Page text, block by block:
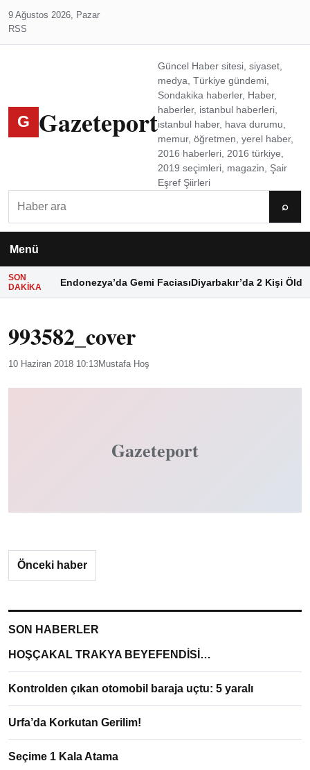
9 Ağustos 2026, Pazar
RSS
G Gazeteport
Güncel Haber sitesi, siyaset,
medya, Türkiye gündemi,
Sondakika haberler, Haber,
haberler, istanbul haberleri,
istanbul haber, hava durumu,
memur, öğretmen, yerel haber,
2016 haberleri, 2016 türkiye,
2019 seçimleri, magazin, Şair
Eşref Şiirleri
⌕
Menü
SON
DAKIKA
Endonezya’da Gemi FaciasıDiyarbakır’da 2 Kişi Öldü
993582_cover
10 Haziran 2018 10:13Mustafa Hoş
Gazeteport
Önceki haber
SON HABERLER
HOŞÇAKAL TRAKYA BEYEFENDİSİ…
Kontrolden çıkan otomobil baraja uçtu: 5 yaralı
Urfa’da Korkutan Gerilim!
Seçime 1 Kala Atama